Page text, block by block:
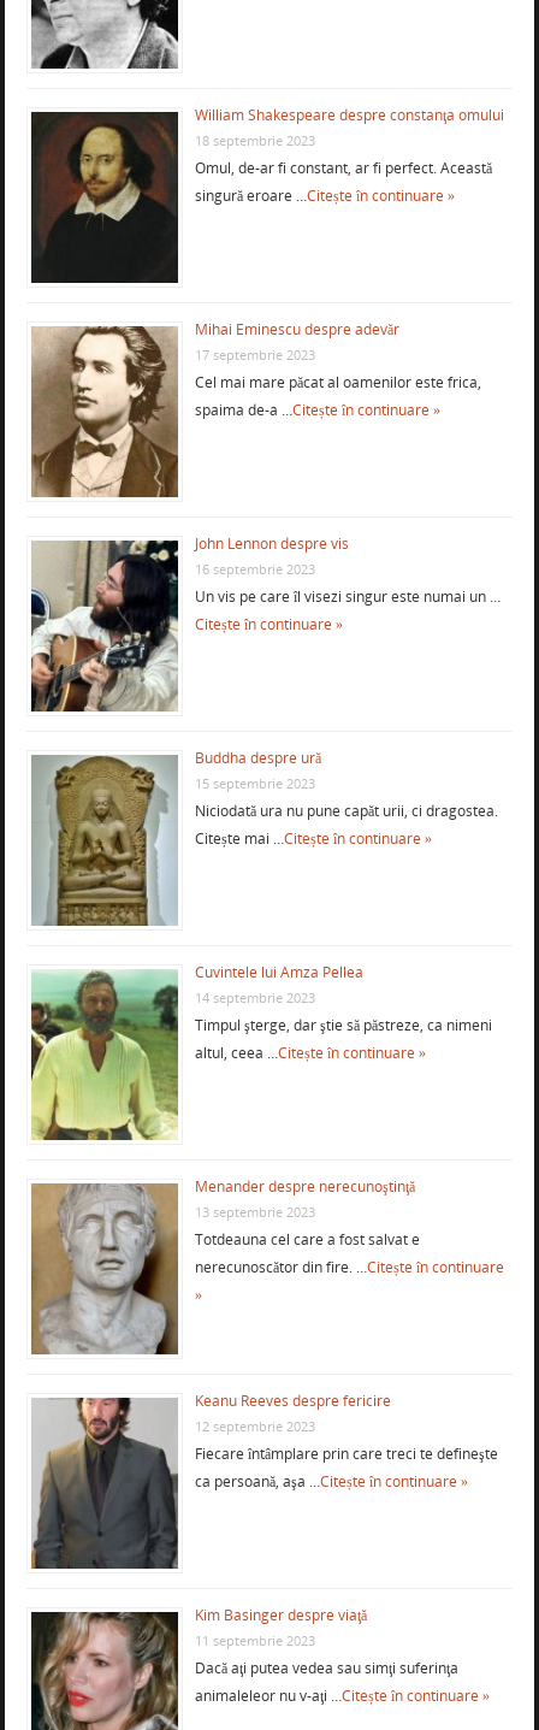
William Shakespeare despre constanţa omului
18 septembrie 2023
Omul, de-ar fi constant, ar fi perfect. Această
singură eroare …Citește în continuare »
Mihai Eminescu despre adevăr
17 septembrie 2023
Cel mai mare păcat al oamenilor este frica,
spaima de-a …Citește în continuare »
John Lennon despre vis
16 septembrie 2023
Un vis pe care îl visezi singur este numai un …
Citește în continuare »
Buddha despre ură
15 septembrie 2023
Niciodată ura nu pune capăt urii, ci dragostea.
Citește mai …Citește în continuare »
Cuvintele lui Amza Pellea
14 septembrie 2023
Timpul şterge, dar ştie să păstreze, ca nimeni
altul, ceea …Citește în continuare »
Menander despre nerecunoştinţă
13 septembrie 2023
Totdeauna cel care a fost salvat e
nerecunoscător din fire. …Citește în continuare
»
Keanu Reeves despre fericire
12 septembrie 2023
Fiecare întâmplare prin care treci te defineşte
ca persoană, aşa …Citește în continuare »
Kim Basinger despre viaţă
11 septembrie 2023
Dacă aţi putea vedea sau simţi suferinţa
animaleleor nu v-aţi …Citește în continuare »